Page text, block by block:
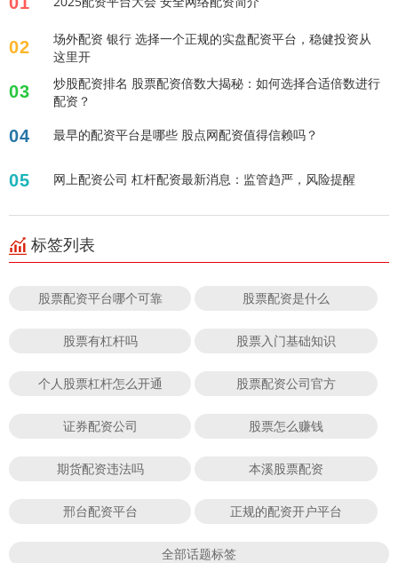
02
场外配资 银行 选择一个正规的实盘配资平台，稳健投资从
这里开
03
炒股配资排名 股票配资倍数大揭秘：如何选择合适倍数进行
配资？
04 最早的配资平台是哪些 股点网配资值得信赖吗？
05 网上配资公司 杠杆配资最新消息：监管趋严，风险提醒
标签列表
股票配资平台哪个可靠 股票配资是什么
股票有杠杆吗 股票入门基础知识
个人股票杠杆怎么开通 股票配资公司官方
证券配资公司 股票怎么赚钱
期货配资违法吗 本溪股票配资
邢台配资平台 正规的配资开户平台
全部话题标签